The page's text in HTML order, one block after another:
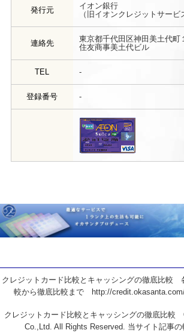
発行元
イオン銀行
（旧イオンクレジットサービ
連絡先
東京都千代田区神田美土代町
住友商事美土代ビル
TEL -
登録番号 -
クレジットカード比較とキャッシングの徹底比較
較から徹底比較まで http://
クレジットカード比較とキャッシングの徹底比較
Co.,Ltd. All Rights Reserved. 当サイト記事の